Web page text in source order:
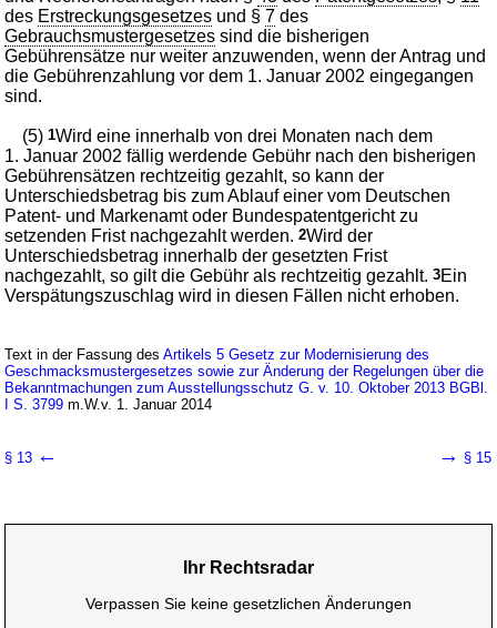
des Erstreckungsgesetzes und §7 des
Gebrauchsmustergesetzes sind die bisherigen
Gebührensätze nur weiter anzuwenden, wenn der Antrag und
die Gebührenzahlung vor dem 1. Januar 2002 eingegangen
sind.
(5)1Wird eine innerhalb von drei Monaten nach dem
1. Januar 2002 fällig werdende Gebühr nach den bisherigen
Gebührensätzen rechtzeitig gezahlt, so kann der
Unterschiedsbetrag bis zum Ablauf einer vom Deutschen
Patent- und Markenamt oder Bundespatentgericht zu
setzenden Frist nachgezahlt werden.2Wird der
Unterschiedsbetrag innerhalb der gesetzten Frist
nachgezahlt, so gilt die Gebühr als rechtzeitig gezahlt.3Ein
Verspätungszuschlag wird in diesen Fällen nicht erhoben.
Text in der Fassung desArtikels 5 Gesetz zur Modernisierung des
Geschmacksmustergesetzes sowie zur Änderung der Regelungen über die
Bekanntmachungen zum Ausstellungsschutz G. v. 10. Oktober 2013 BGBl.
I S. 3799 m.W.v. 1. Januar 2014
§ 13 ← → § 15
Ihr Rechtsradar
Verpassen Sie keine gesetzlichen Änderungen